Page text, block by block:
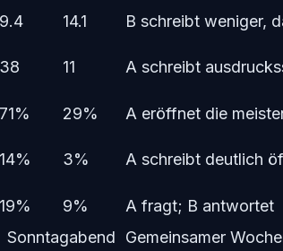
9.4 14.1 B schreibt weniger,
38 11 A schreibt
71% 29% A eröffnet die
14% 3% A schreibt deutlich
19% 9%
A fragt; B antwortet
Sonntagabend
Gemeinsamer